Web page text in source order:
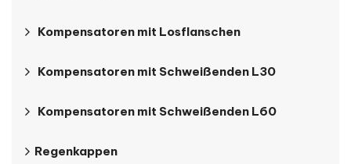
Kompensatoren mit Losflanschen
Kompensatoren mit Schweißenden L30
Kompensatoren mit Schweißenden L60
Regenkappen